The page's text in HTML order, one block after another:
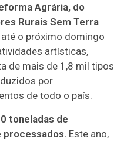
Agrária, do
Rurais Sem Terra
o próximo domingo
artísticas,
de mais de 1,8 mil tipos
por
de todo o país.
toneladas de
processados. Este ano,